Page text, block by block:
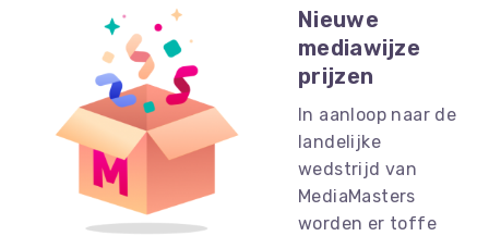
Nieuwe
mediawijze
prijzen
In aanloop naar de
landelijke
wedstrijd van
MediaMasters
worden er toffe